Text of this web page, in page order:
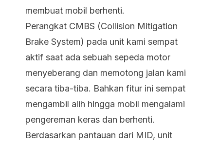
membuat mobil berhenti.
Perangkat CMBS (Collision Mitigation
Brake System) pada unit kami sempat
aktif saat ada sebuah sepeda motor
menyeberang dan memotong jalan kami
secara tiba-tiba. Bahkan fitur ini sempat
mengambil alih hingga mobil mengalami
pengereman keras dan berhenti.
Berdasarkan pantauan dari MID, unit